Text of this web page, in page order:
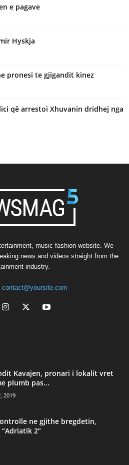
e pagave
Hyskja
pronesi te gjigandit kinez
që arrestoi Xhuvanin dridhej nga
music fashion website. We
news and videos straight from the
industry.
contact@yoursite.com
Kavajen, pronari i lokalit vret
plumb pas...
2019
ne gjithe bregdetin,
2”